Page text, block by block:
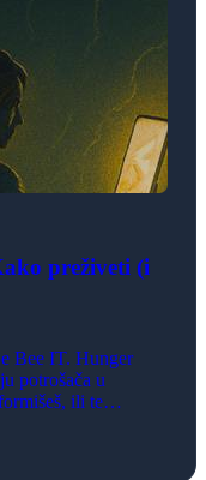
preživeti (i
Bee IT. Hunger
potrošača u
ili te
Hodkinson,